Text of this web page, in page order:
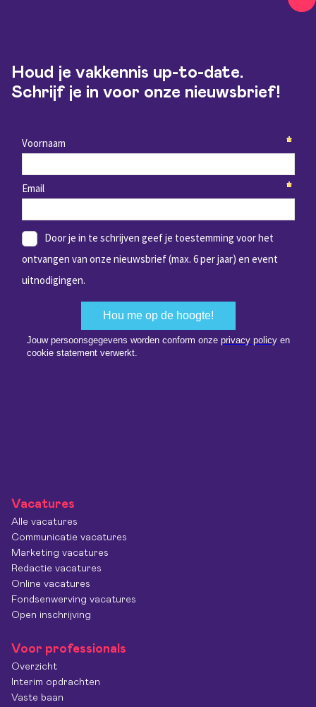
Houd je vakkennis up-to-date.
Schrijf je in voor onze nieuwsbrief!
Vacatures
Alle vacatures
Communicatie vacatures
Marketing vacatures
Redactie vacatures
Online vacatures
Fondsenwerving vacatures
Open inschrijving
Voor professionals
Overzicht
Interim opdrachten
Vaste baan